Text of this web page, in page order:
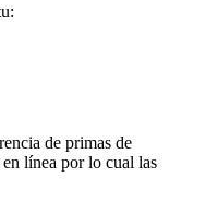
de primas de
línea por lo cual las